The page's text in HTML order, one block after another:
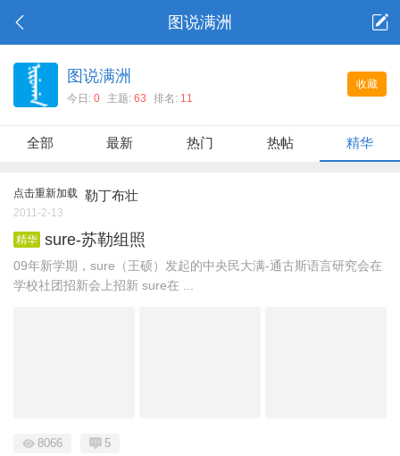
图说满洲
收藏
图说满洲
今日: 0 主题: 63 排名: 11
全部 最新 热门 热帖 精华
点击重新加载 勒丁布壮
2011-2-13
精华 sure-苏勒组照
09年新学期，sure（王硕）发起的中央民大满-通古斯语言研究会在
学校社团招新会上招新 sure在 ...
8066 5